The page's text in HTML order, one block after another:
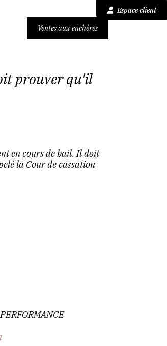
Espace client
Ventes aux enchères
prouver qu'il
en cours de bail. Il doit
la Cour de cassation